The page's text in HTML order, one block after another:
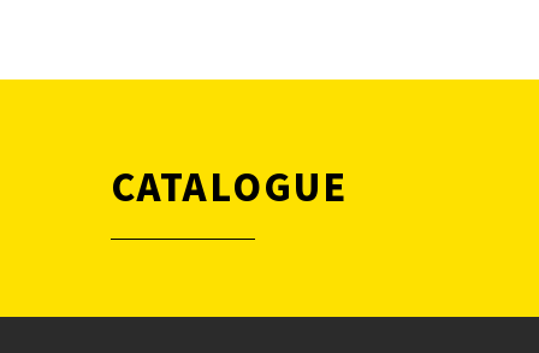
CATALOGUE